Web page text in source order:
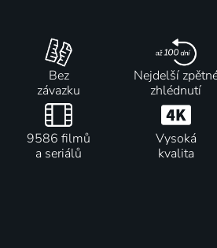
Bez
závazku
Nejdelší
zhlédnutí
9586 filmů
a seriálů
Vysoká
kvalita